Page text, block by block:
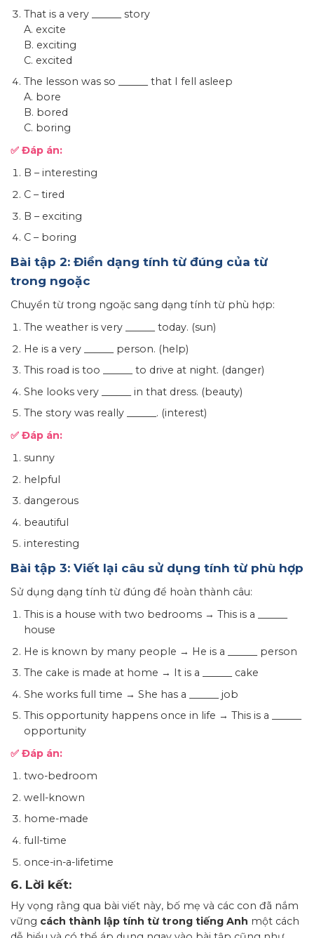
That is a very ______ story
A. excite
B. exciting
C. excited
The lesson was so ______ that I fell asleep
A. bore
B. bored
C. boring
✅ Đáp án:
B – interesting
C – tired
B – exciting
C – boring
Bài tập 2: Điền dạng tính từ đúng của từ
trong ngoặc
Chuyển từ trong ngoặc sang dạng tính từ phù hợp:
The weather is very ______ today. (sun)
He is a very ______ person. (help)
This road is too ______ to drive at night. (danger)
She looks very ______ in that dress. (beauty)
The story was really ______. (interest)
✅ Đáp án:
sunny
helpful
dangerous
beautiful
interesting
Bài tập 3: Viết lại câu sử dụng tính từ phù hợp
Sử dụng dạng tính từ đúng để hoàn thành câu:
This is a house with two bedrooms → This is a ______
house
He is known by many people → He is a ______ person
The cake is made at home → It is a ______ cake
She works full time → She has a ______ job
This opportunity happens once in life → This is a ______
opportunity
✅ Đáp án:
two-bedroom
well-known
home-made
full-time
once-in-a-lifetime
6. Lời kết:
Hy vọng rằng qua bài viết này, bố mẹ và các con đã nắm
vững cách thành lập tính từ trong tiếng Anh một cách